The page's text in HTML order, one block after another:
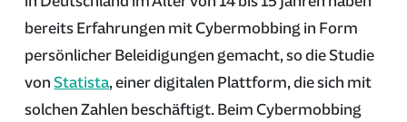
bereits Erfahrungen mit Cybermobbing in Form
persönlicher Beleidigungen gemacht, so die Studie
vonStatista, einer digitalen Plattform, die sich mit
solchen Zahlen beschäftigt. Beim Cybermobbing